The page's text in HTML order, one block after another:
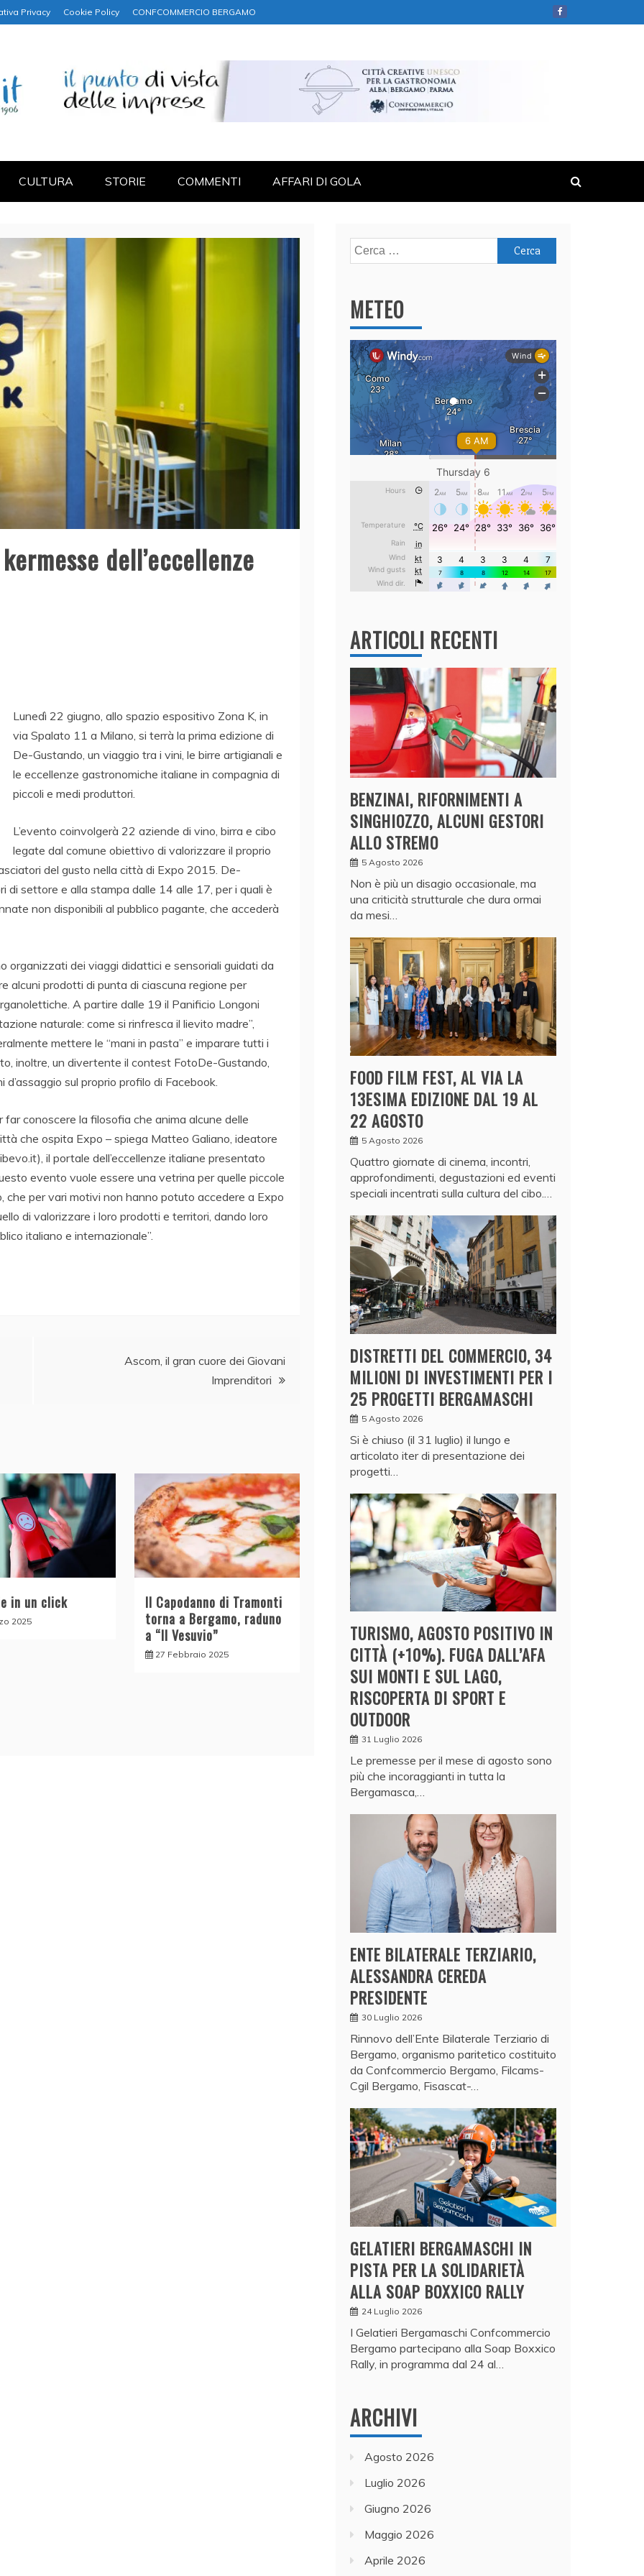
Privacy Cookie Policy CONFCOMMERCIO BERGAMO
CULTURA STORIE COMMENTI AFFARI DI GOLA
dell’eccellenze
Lunedì 22 giugno, allo spazio espositivo Zona K, in
via Spalato 11 a Milano, si terrà la prima edizione di
De-Gustando, un viaggio tra i vini, le birre artigianali e
le eccellenze gastronomiche italiane in compagnia di
piccoli e medi produttori.
L’evento coinvolgerà 22 aziende di vino, birra e cibo
legate dal comune obiettivo di valorizzare il proprio
del gusto nella città di Expo 2015. De-
di settore e alla stampa dalle 14 alle 17, per i quali è
non disponibili al pubblico pagante, che accederà
organizzati dei viaggi didattici e sensoriali guidati da
alcuni prodotti di punta di ciascuna regione per
A partire dalle 19 il Panificio Longoni
naturale: come si rinfresca il lievito madre”,
mettere le “mani in pasta” e imparare tutti i
inoltre, un divertente il contest FotoDe-Gustando,
sul proprio profilo di Facebook.
far conoscere la filosofia che anima alcune delle
che ospita Expo – spiega Matteo Galiano, ideatore
il portale dell’eccellenze italiane presentato
evento vuole essere una vetrina per quelle piccole
che per vari motivi non hanno potuto accedere a Expo
di valorizzare i loro prodotti e territori, dando loro
italiano e internazionale”.
Ascom, il gran cuore dei Giovani
Imprenditori
in un click
2025
Il Capodanno di Tramonti
torna a Bergamo, raduno
a “Il Vesuvio”
27 Febbraio 2025
Ricerca
per:
METEO
ARTICOLI RECENTI
BENZINAI, RIFORNIMENTI A
SINGHIOZZO, ALCUNI GESTORI
ALLO STREMO
5 Agosto 2026
Non è più un disagio occasionale, ma
una criticità strutturale che dura ormai
da mesi…
FOOD FILM FEST, AL VIA LA
13ESIMA EDIZIONE DAL 19 AL
22 AGOSTO
5 Agosto 2026
Quattro giornate di cinema, incontri,
approfondimenti, degustazioni ed eventi
speciali incentrati sulla cultura del cibo.…
DISTRETTI DEL COMMERCIO, 34
MILIONI DI INVESTIMENTI PER I
25 PROGETTI BERGAMASCHI
5 Agosto 2026
Si è chiuso (il 31 luglio) il lungo e
articolato iter di presentazione dei
progetti…
TURISMO, AGOSTO POSITIVO IN
CITTÀ (+10%). FUGA DALL’AFA
SUI MONTI E SUL LAGO,
RISCOPERTA DI SPORT E
OUTDOOR
31 Luglio 2026
Le premesse per il mese di agosto sono
più che incoraggianti in tutta la
Bergamasca,…
ENTE BILATERALE TERZIARIO,
ALESSANDRA CEREDA
PRESIDENTE
30 Luglio 2026
Rinnovo dell’Ente Bilaterale Terziario di
Bergamo, organismo paritetico costituito
da Confcommercio Bergamo, Filcams-
Cgil Bergamo, Fisascat-…
GELATIERI BERGAMASCHI IN
PISTA PER LA SOLIDARIETÀ
ALLA SOAP BOXXICO RALLY
24 Luglio 2026
I Gelatieri Bergamaschi Confcommercio
Bergamo partecipano alla Soap Boxxico
Rally, in programma dal 24 al…
ARCHIVI
Agosto 2026
Luglio 2026
Giugno 2026
Maggio 2026
Aprile 2026